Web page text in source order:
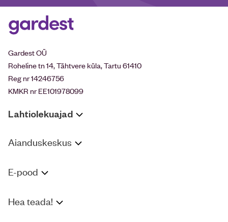
Gardest OÜ
Roheline tn 14, Tähtvere küla, Tartu 61410
Reg nr 14246756
KMKR nr EE101978099
Lahtiolekuajad
Aianduskeskus
E-pood
Hea teada!